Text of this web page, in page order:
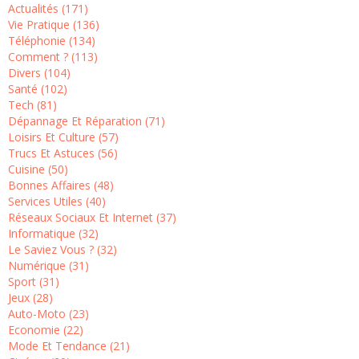
Actualités (171)
Vie Pratique (136)
Téléphonie (134)
Comment ? (113)
Divers (104)
Santé (102)
Tech (81)
Dépannage Et Réparation (71)
Loisirs Et Culture (57)
Trucs Et Astuces (56)
Cuisine (50)
Bonnes Affaires (48)
Services Utiles (40)
Réseaux Sociaux Et Internet (37)
Informatique (32)
Le Saviez Vous ? (32)
Numérique (31)
Sport (31)
Jeux (28)
Auto-Moto (23)
Economie (22)
Mode Et Tendance (21)